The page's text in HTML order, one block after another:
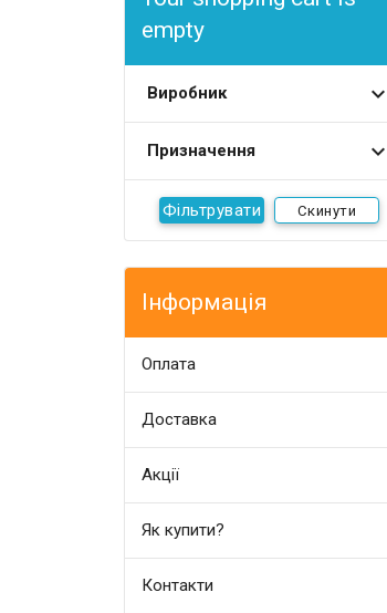
empty
Виробник
Призначення
Скинути
Інформація
Оплата
Доставка
Акції
Як купити?
Контакти